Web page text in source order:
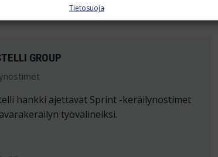
Tietosuoja
GROUP
hankki ajettavat Sprint -keräilynostimet
työvälineiksi.